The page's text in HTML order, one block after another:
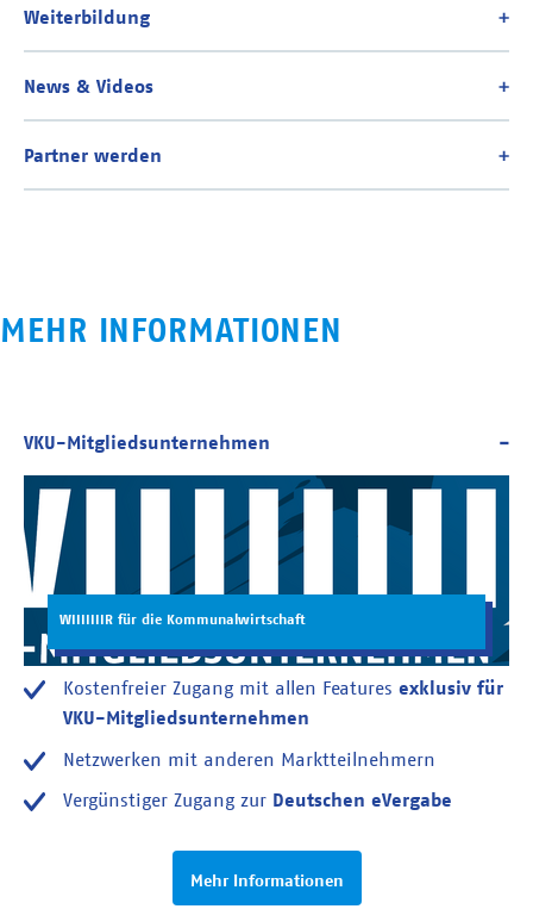
MEHR INFORMATIONEN
WIIIIIIIR für die Kommunalwirtschaft
Kostenfreier Zugang mit allen Features exklusiv für
VKU-Mitgliedsunternehmen
Netzwerken mit anderen Marktteilnehmern
Vergünstiger Zugang zur Deutschen eVergabe
Mehr Informationen